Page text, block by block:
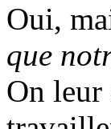
Oui,
que
On leur